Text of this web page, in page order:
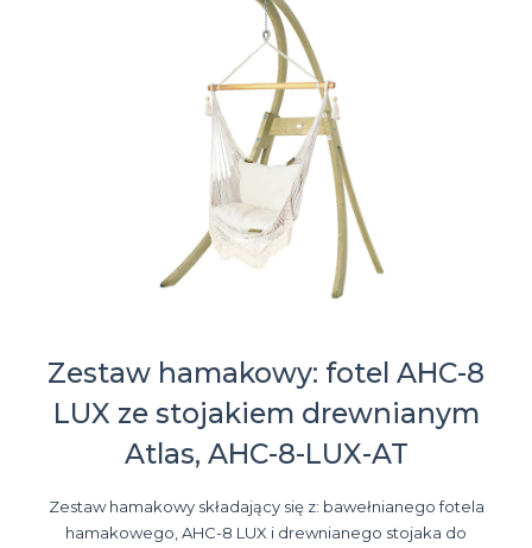
Zestaw hamakowy: fotel AHC-8
LUX ze stojakiem drewnianym
Atlas, AHC-8-LUX-AT
Zestaw hamakowy składający się z: bawełnianego fotela
hamakowego, AHC-8 LUX i drewnianego stojaka do